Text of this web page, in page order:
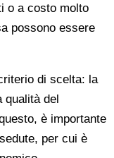
o a costo molto
possono essere
di scelta: la
qualità del
è importante
per cui è